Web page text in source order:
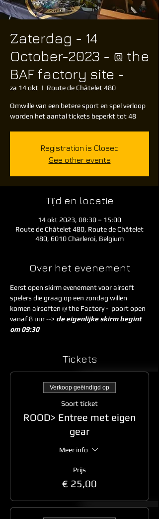
Zaterdag - 14
October-2023 - @ the
BAF factory site -
za 14 okt
  |
Route de Châtelet 480
Omwille van een betere sport en spel verloop
worden het aantal tickets beperkt tot 48
Registration is Closed
See other events
Tijd en locatie
14 okt 2023, 08:30 – 15:00
Route de Châtelet 480, Route de Châtelet
480, 6010 Charleroi, Belgium
Over het evenement
Eerst open skirm evenement voor airsoft
spelers die graag op een zondag willen
komen airsoften @ the Factory -  poort open
vanaf 8 uur --> de eigenlijke skirm begint
om 09:30
Tickets
Verkoop geëindigd op
Soort ticket
ROOD> Entree met eigen
gear
Meer info
Prijs
€ 25,00